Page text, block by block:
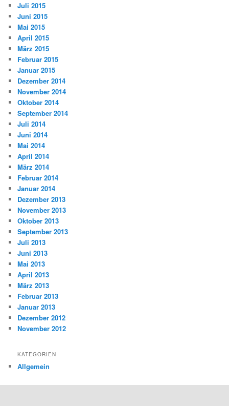
Juli 2015
Juni 2015
Mai 2015
April 2015
März 2015
Februar 2015
Januar 2015
Dezember 2014
November 2014
Oktober 2014
September 2014
Juli 2014
Juni 2014
Mai 2014
April 2014
März 2014
Februar 2014
Januar 2014
Dezember 2013
November 2013
Oktober 2013
September 2013
Juli 2013
Juni 2013
Mai 2013
April 2013
März 2013
Februar 2013
Januar 2013
Dezember 2012
November 2012
KATEGORIEN
Allgemein